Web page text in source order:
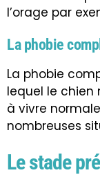
l’orage par
La phobie
La phobie
lequel le
à vivre
nombreuses
Le stade